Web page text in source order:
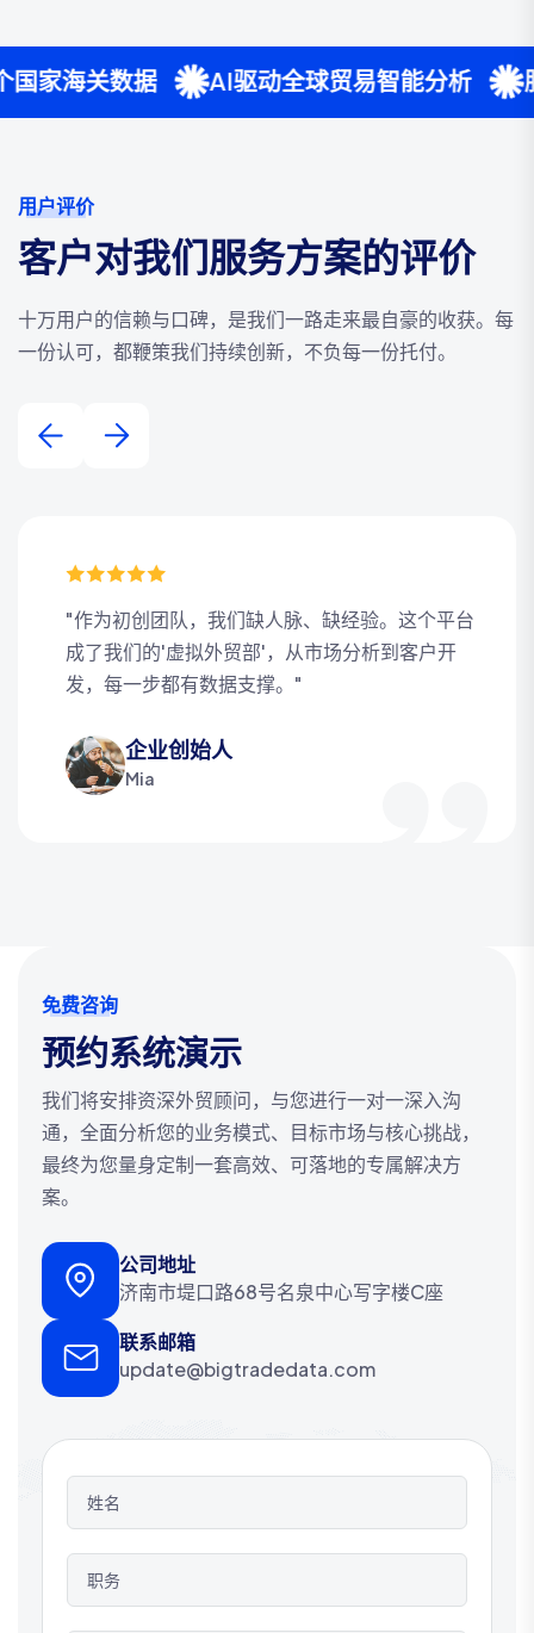
AI驱动全球贸易智能分析 服务10万家
用户评价
客户对我们服务方案的评价
十万用户的信赖与口碑，是我们一路走来最自豪的收获。每
一份认可，都鞭策我们持续创新，不负每一份托付。
"作为初创团队，我们缺人脉、缺经验。这个平台
成了我们的'虚拟外贸部'，从市场分析到客户开
发，每一步都有数据支撑。"
企业创始人
Mia
免费咨询
预约系统演示
我们将安排资深外贸顾问，与您进行一对一深入沟
通，全面分析您的业务模式、目标市场与核心挑战，
最终为您量身定制一套高效、可落地的专属解决方
案。
公司地址
济南市堤口路68号名泉中心写字楼C座
联系邮箱
update@bigtradedata.com